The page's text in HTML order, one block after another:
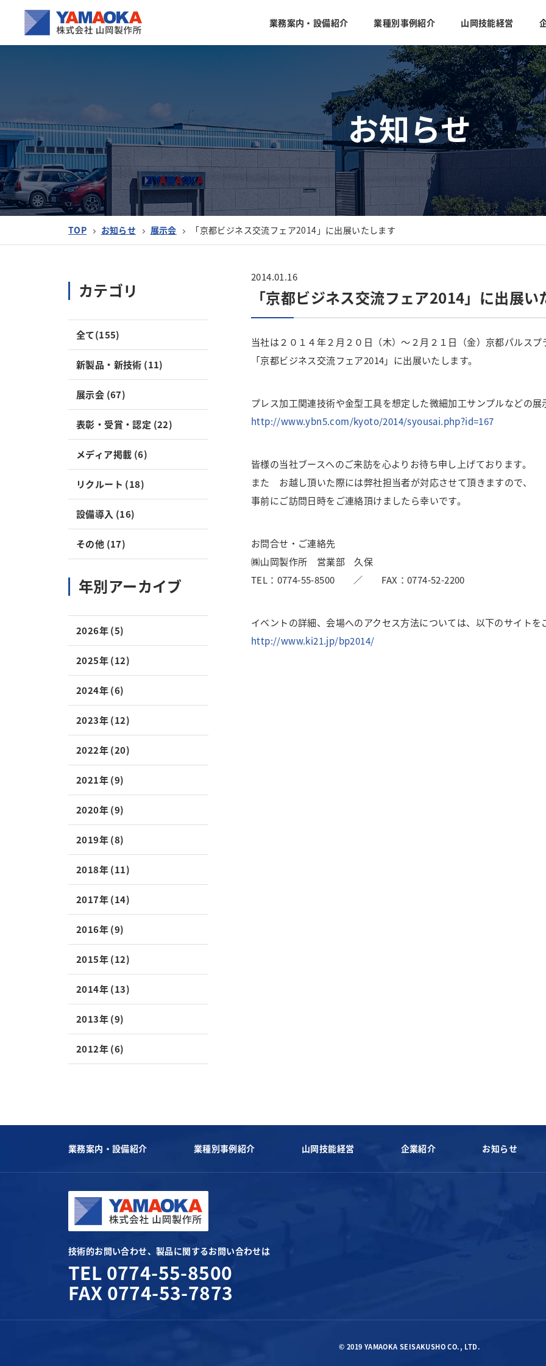
業務案内・設備紹介 業種別事例紹介 山岡技能経営
お知らせ
TOP お知らせ 展示会 「京都ビジネス交流フェア2014」に出展いたします
カテゴリ
全て(155)
新製品・新技術 (11)
展示会 (67)
表彰・受賞・認定 (22)
メディア掲載 (6)
リクルート (18)
設備導入 (16)
その他 (17)
年別アーカイブ
2026年 (5)
2025年 (12)
2024年 (6)
2023年 (12)
2022年 (20)
2021年 (9)
2020年 (9)
2019年 (8)
2018年 (11)
2017年 (14)
2016年 (9)
2015年 (12)
2014年 (13)
2013年 (9)
2012年 (6)
2014.01.16
「京都ビジネス交流フェア2014」に出展い
当社は２０１４年２月２０日（木）～２月２１日（金）京都パルスプ
「京都ビジネス交流フェア2014」に出展いたします。
プレス加工関連技術や金型工具を想定した微細加工サンプルなどの展
http://www.ybn5.com/kyoto/2014/syousai.php?id=167
皆様の当社ブースへのご来訪を心よりお待ち申し上げております。
また お越し頂いた際には弊社担当者が対応させて頂きますので、
事前にご訪問日時をご連絡頂けましたら幸いです。
お問合せ・ご連絡先
㈱山岡製作所 営業部 久保
TEL：0774-55-8500 ／ FAX：0774-52-2200
イベントの詳細、会場へのアクセス方法については、以下のサイトを
http://www.ki21.jp/bp2014/
業務案内・設備紹介 業種別事例紹介 山岡技能経営 企業紹介 お知らせ
技術的お問い合わせ、製品に関するお問い合わせは
TEL 0774-55-8500
FAX 0774-53-7873
© 2019 YAMAOKA SEISAKUSHO CO., LTD.